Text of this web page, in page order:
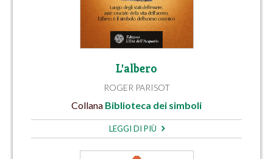
L'albero
ROGER PARISOT
Collana Biblioteca dei simboli
LEGGI DI PIÙ